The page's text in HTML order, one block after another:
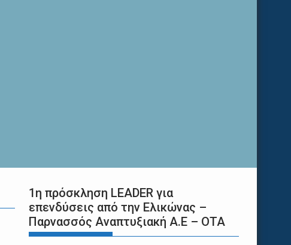
1η πρόσκληση LEADER για
επενδύσεις από την Ελικώνας –
Παρνασσός Αναπτυξιακή Α.Ε – ΟΤΑ